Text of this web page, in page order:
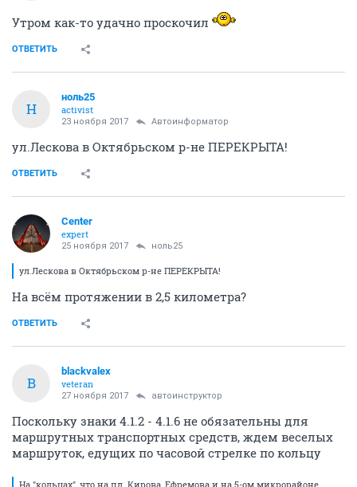
Утром как-то удачно проскочил
ОТВЕТИТЬ
Н
ноль25
activist
23 ноября 2017 Автоинформатор
ул.Лескова в Октябрьском р-не ПЕРЕКРЫТА!
ОТВЕТИТЬ
Center
expert
25 ноября 2017 ноль25
ул.Лескова в Октябрьском р-не ПЕРЕКРЫТА!
На всём протяжении в 2,5 километра?
ОТВЕТИТЬ
B
blackvalex
veteran
27 ноября 2017 автоинструктор
Поскольку знаки 4.1.2 - 4.1.6 не обязательны для
маршрутных транспортных средств, ждем веселых
маршруток, едущих по часовой стрелке по кольцу
На "кольцах", что на пл. Кирова, Ефремова и на 5-ом микрорайоне